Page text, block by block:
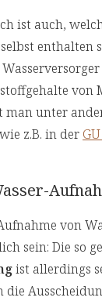
ist auch,
selbst enthalten
von
man unter
z.B. in der
von
sein: Die so
ist allerdings
die